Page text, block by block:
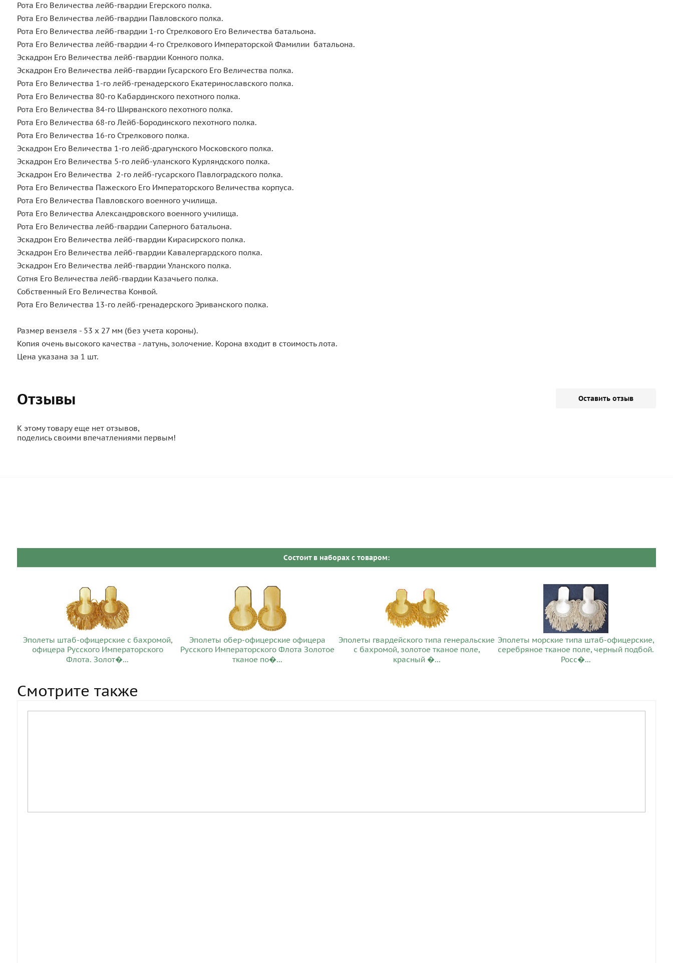
Рота Его Величества лейб-гвардии Егерского полка.
Рота Его Величества лейб-гвардии Павловского полка.
Рота Его Величества лейб-гвардии 1-го Стрелкового Его Величества батальона.
Рота Его Величества лейб-гвардии 4-го Стрелкового Императорской Фамилии батальона.
Эскадрон Его Величества лейб-гвардии Конного полка.
Эскадрон Его Величества лейб-гвардии Гусарского Его Величества полка.
Рота Его Величества 1-го лейб-гренадерского Екатеринославского полка.
Рота Его Величества 80-го Кабардинского пехотного полка.
Рота Его Величества 84-го Ширванского пехотного полка.
Рота Его Величества 68-го Лейб-Бородинского пехотного полка.
Рота Его Величества 16-го Стрелкового полка.
Эскадрон Его Величества 1-го лейб-драгунского Московского полка.
Эскадрон Его Величества 5-го лейб-уланского Курляндского полка.
Эскадрон Его Величества 2-го лейб-гусарского Павлоградского полка.
Рота Его Величества Пажеского Его Императорского Величества корпуса.
Рота Его Величества Павловского военного училища.
Рота Его Величества Александровского военного училища.
Рота Его Величества лейб-гвардии Саперного батальона.
Эскадрон Его Величества лейб-гвардии Кирасирского полка.
Эскадрон Его Величества лейб-гвардии Кавалергардского полка.
Эскадрон Его Величества лейб-гвардии Уланского полка.
Сотня Его Величества лейб-гвардии Казачьего полка.
Собственный Его Величества Конвой.
Рота Его Величества 13-го лейб-гренадерского Эриванского полка.
Размер вензеля - 53 х 27 мм (без учета короны).
Копия очень высокого качества - латунь, золочение. Корона входит в стоимость лота.
Цена указана за 1 шт.
Отзывы Оставить отзыв
К этому товару еще нет отзывов,
поделись своими впечатлениями первым!
Cостоит в наборах c товаром:
Эполеты штаб-офицерские с бахромой,
офицера Русского Императорского
Флота. Золот�...
Эполеты обер-офицерские офицера
Русского Императорского Флота Золотое
тканое по�...
Эполеты гвардейского типа генеральские
с бахромой, золотое тканое поле,
красный �...
Эполеты морские типа штаб-офицерские,
серебряное тканое поле, черный подбой.
Росс�...
Смотрите также